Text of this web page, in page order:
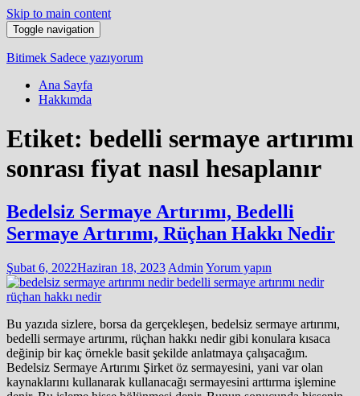
Skip to main content
Toggle navigation
Bitimek Sadece yazıyorum
Ana Sayfa
Hakkımda
Etiket: bedelli sermaye artırımı
sonrası fiyat nasıl hesaplanır
Bedelsiz Sermaye Artırımı, Bedelli
Sermaye Artırımı, Rüçhan Hakkı Nedir
Şubat 6, 2022Haziran 18, 2023 Admin Yorum yapın
Bu yazıda sizlere, borsa da gerçekleşen, bedelsiz sermaye artırımı,
bedelli sermaye artırımı, rüçhan hakkı nedir gibi konulara kısaca
değinip bir kaç örnekle basit şekilde anlatmaya çalışacağım.
Bedelsiz Sermaye Artırımı Şirket öz sermayesini, yani var olan
kaynaklarını kullanarak kullanacağı sermayesini arttırma işlemine